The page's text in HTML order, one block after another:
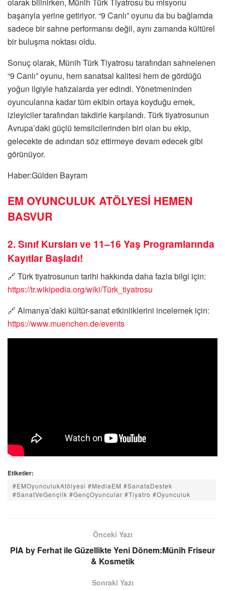
olarak bilinirken, Münih Türk Tiyatrosu bu misyonu
başarıyla yerine getiriyor. “9 Canlı” oyunu da bu bağlamda
sadece bir sahne performansı değil, aynı zamanda kültürel
bir buluşma noktası oldu.
Sonuç olarak, Münih Türk Tiyatrosu tarafından sahnelenen
“9 Canlı” oyunu, hem sanatsal kalitesi hem de gördüğü
yoğun ilgiyle hafızalarda yer edindi. Yönetmeninden
oyuncularına kadar tüm ekibin ortaya koyduğu emek,
izleyiciler tarafından takdirle karşılandı. Türk tiyatrosunun
Avrupa’daki güçlü temsilcilerinden biri olan bu ekip,
gelecekte de adından söz ettirmeye devam edecek gibi
görünüyor.
Haber:Gülden Bayram
EM OYUNCULUK ATÖLYESİ HEMEN
BASVUR
2. Sınıf Kursları ve 11–16 Yaş Programlarında
Kayıtlar Başladı!
🔗 Türk tiyatrosunun tarihi hakkında daha fazla bilgi için:
https://tr.wikipedia.org/wiki/Türk_tiyatrosu
🔗 Almanya’daki kültür-sanat etkinliklerini incelemek için:
https://www.muenchen.de/events
Etiketler:
#EMOyunculukAtölyesi #MediaEM #SanataDestek
#SanatVeGençlik #GençOyuncular #Tiyatro #Oyunculuk
Önceki Yazı
PIA by Ferhat ile Güzellikte Yeni Dönem:Münih Friseur
& Kosmetik
Sonraki Yazı